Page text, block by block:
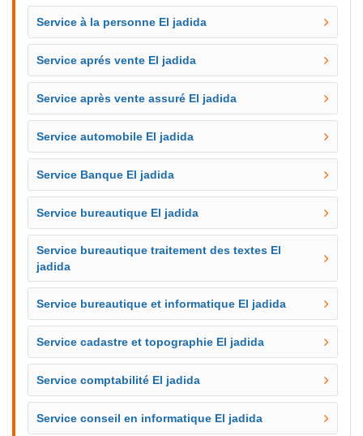
Service à la personne El jadida
Service aprés vente El jadida
Service après vente assuré El jadida
Service automobile El jadida
Service Banque El jadida
Service bureautique El jadida
Service bureautique traitement des textes El
jadida
Service bureautique et informatique El jadida
Service cadastre et topographie El jadida
Service comptabilité El jadida
Service conseil en informatique El jadida